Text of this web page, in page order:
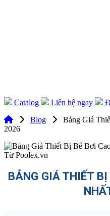
Catalog Liên hệ ngay
Blog
Bảng Giá
2026
BẢNG GIÁ THIẾT